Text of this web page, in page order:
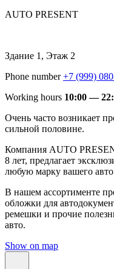
AUTO PRESENT
Здание 1, Этаж 2
Phone number+7 (999)
Working hours 10:00 —
Очень часто возникает
сильной половине.
Компания AUTO
8 лет, предлагает
любую марку вашего
В нашем ассортименте
обложки для
ремешки и прочие
авто.
Show on map